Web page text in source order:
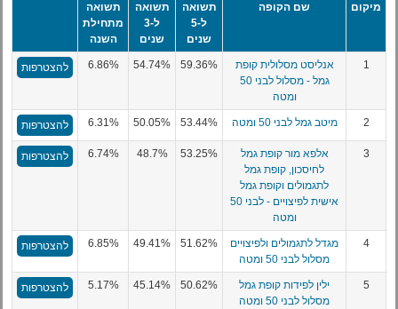
מיקום שם הקופה
תשואה
ל-5
שנים
תשואה
ל-3
שנים
תשואה
מתחילת
השנה
1
אנליסט מסלולית קופת
גמל - מסלול לבני 50
ומטה
59.36%
54.74%
6.86% להצטרפות
2 מיטב גמל לבני 50 ומטה 53.44%
50.05%
6.31% להצטרפות
3
אלפא מור קופת גמל
לחיסכון, קופת גמל
לתגמולים וקופת גמל
אישית לפיצויים - לבני 50
ומטה
53.25%
48.7%
6.74% להצטרפות
4
מגדל לתגמולים ולפיצויים
מסלול לבני 50 ומטה
51.62%
49.41%
6.85% להצטרפות
5
ילין לפידות קופת גמל
מסלול לבני 50 ומטה
50.62%
45.14%
5.17% להצטרפות